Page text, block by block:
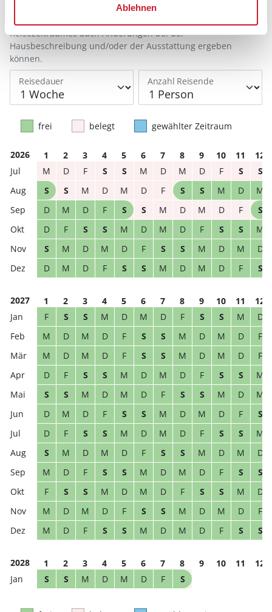
Ablehnen
Reisedauer Anzahl Reisende
Reisezeitraumes auch Änderungen bei der
Hausbeschreibung und/oder der Ausstattung ergeben
können.
frei belegt gewählter Zeitraum
2026 1 2 3 4 5 6 7 8 9 10 11
12
M
D F S S M D M D F S
S
S
S M D M D F S S M D
M
D
M D F S S M D M D F
S
D
F S S M D M D F S S
M
S
M D M D F S S M D M
D
D
M D F S S M D M D F S
2027 1 2 3 4 5 6 7 8 9 10 11
12
F
S S M D M D F S S M
D
M
D M D F S S M D M D
F
M
D M D F S S M D M D
F
D
F S S M D M D F S S
M
S
S M D M D F S S M D
M
D
M D F S S M D M D F
S
D
F S S M D M D F S S
M
S
M D M D F S S M D M
D
M
D F S S M D M D F S
S
F
S S M D M D F S S M
D
M
D M D F S S M D M D
F
M
D F S S M D M D F S S
2028 1 2 3 4 5 6 7 8 9 10 11
12
S
S M D M D F S